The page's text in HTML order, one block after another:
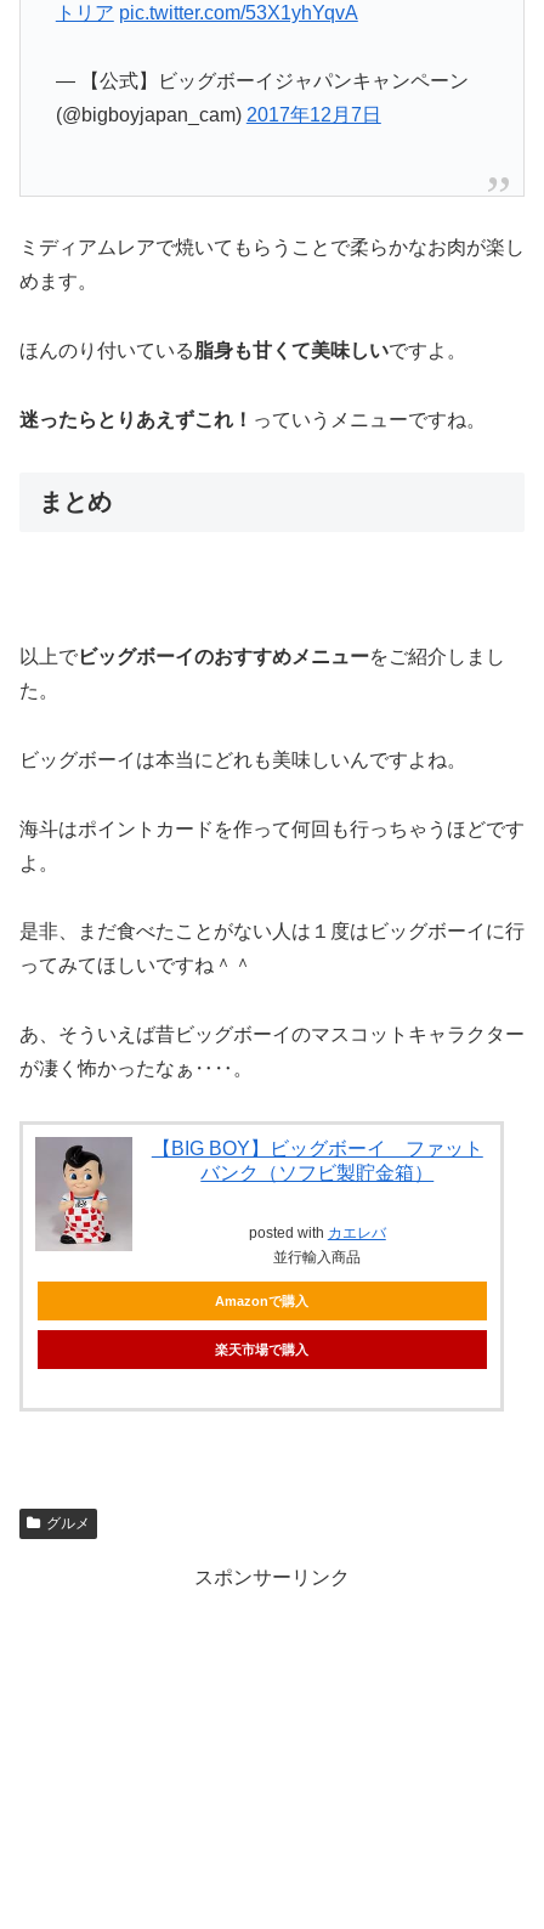
トリア pic.twitter.com/53X1yhYqvA
— 【公式】ビッグボーイジャパンキャンペーン
(@bigboyjapan_cam) 2017年12月7日
ミディアムレアで焼いてもらうことで柔らかなお肉が楽し
めます。
ほんのり付いている脂身も甘くて美味しいですよ。
迷ったらとりあえずこれ！ っていうメニューですね。
まとめ
以上でビッグボーイのおすすめメニューをご紹介しまし
た。
ビッグボーイは本当にどれも美味しいんですよね。
海斗はポイントカードを作って何回も行っちゃうほどです
よ。
是非、まだ食べたことがない人は１度はビッグボーイに行
ってみてほしいですね＾＾
あ、そういえば昔ビッグボーイのマスコットキャラクター
が凄く怖かったなぁ‥‥。
【BIG BOY】ビッグボーイ ファット
バンク（ソフビ製貯金箱）
posted with カエレバ
並行輸入商品
Amazonで購入
楽天市場で購入
グルメ
スポンサーリンク